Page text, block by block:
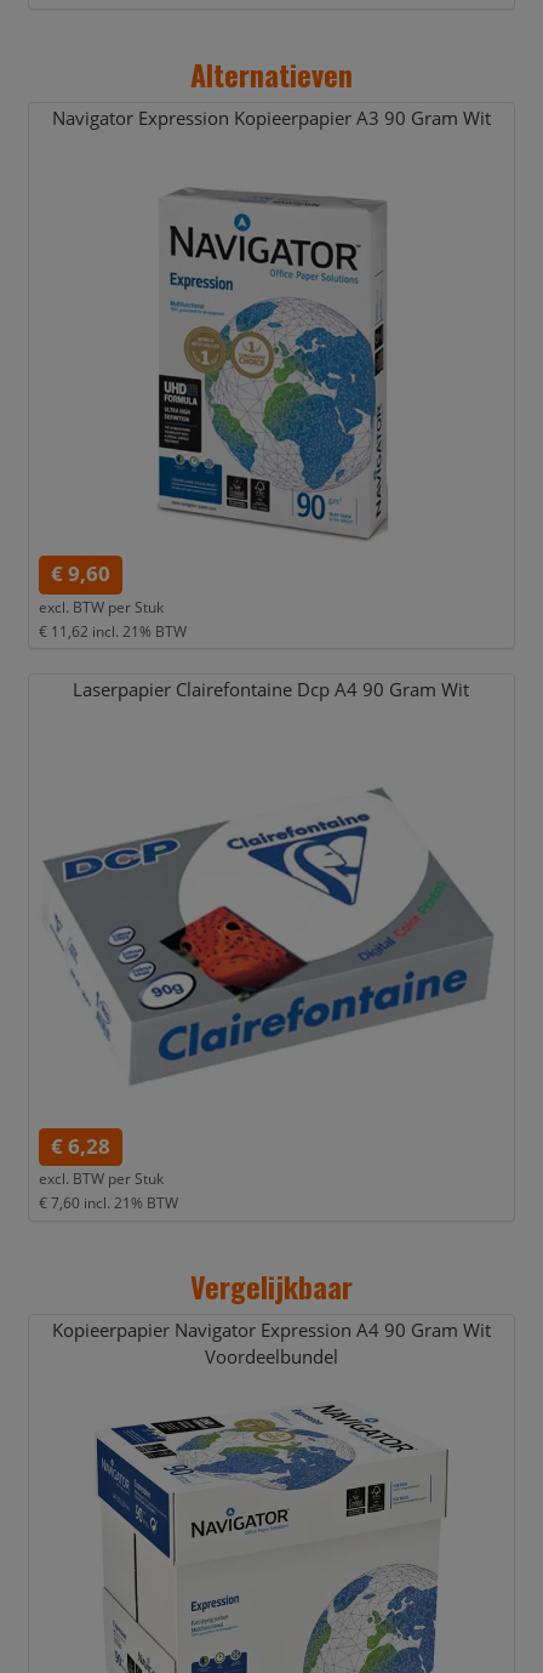
Alternatieven
Navigator Expression Kopieerpapier A3 90 Gram Wit
€ 9,60
excl. BTW per Stuk
€ 11,62 incl. 21% BTW
Laserpapier Clairefontaine Dcp A4 90 Gram Wit
€ 6,28
excl. BTW per Stuk
€ 7,60 incl. 21% BTW
Vergelijkbaar
Kopieerpapier Navigator Expression A4 90 Gram Wit
Voordeelbundel